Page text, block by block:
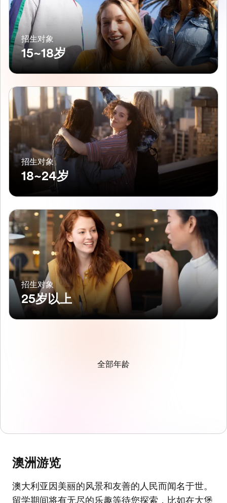
招生对象
15~18岁
招生对象
18~24岁
招生对象
25岁以上
全部年龄
澳洲游览
澳大利亚因美丽的风景和友善的人民而闻名于世。
留学期间将有无尽的乐趣等待您探索，比如在大堡